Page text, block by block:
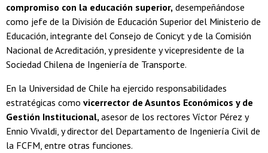
compromiso con la educación superior, desempeñándose
como jefe de la División de Educación Superior del Ministerio de
Educación, integrante del Consejo de Conicyt y de la Comisión
Nacional de Acreditación, y presidente y vicepresidente de la
Sociedad Chilena de Ingeniería de Transporte.
En la Universidad de Chile ha ejercido responsabilidades
estratégicas como vicerrector de Asuntos Económicos y de
Gestión Institucional, asesor de los rectores Víctor Pérez y
Ennio Vivaldi, y director del Departamento de Ingeniería Civil de
la FCFM, entre otras funciones.